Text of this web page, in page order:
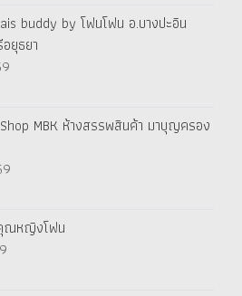
buddy by โฟนโฟน อ.บางปะอิน
ยุธยา
MBK ห้างสรรพสินค้า มาบุญครอง
ณหญิงโฟน